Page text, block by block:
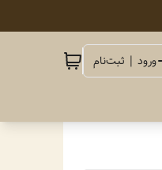
ورود | ثبت‌نام